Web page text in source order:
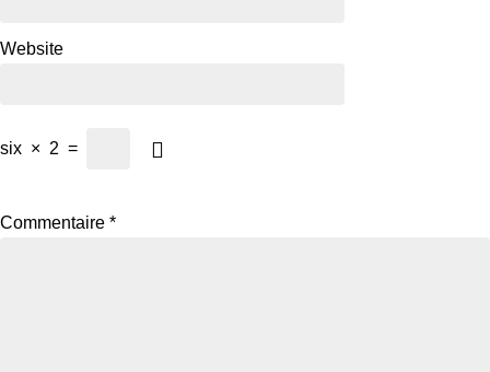
Website
six × 2 =
Commentaire *